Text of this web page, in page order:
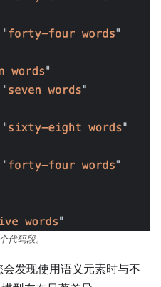
代码段。
发现使用语义元素时与不